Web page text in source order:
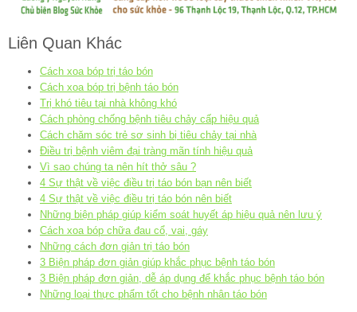
Liên Quan Khác
Cách xoa bóp trị táo bón
Cách xoa bóp trị bệnh táo bón
Trị khó tiêu tại nhà không khó
Cách phòng chống bệnh tiêu chảy cấp hiệu quả
Cách chăm sóc trẻ sơ sinh bị tiêu chảy tại nhà
Điều trị bệnh viêm đại tràng mãn tính hiệu quả
Vì sao chúng ta nên hít thở sâu ?
4 Sự thật về việc điều trị táo bón bạn nên biết
4 Sự thật về việc điều trị táo bón nên biết
Những biện pháp giúp kiểm soát huyết áp hiệu quả nên lưu ý
Cách xoa bóp chữa đau cổ, vai, gáy
Những cách đơn giản trị táo bón
3 Biện pháp đơn giản giúp khắc phục bệnh táo bón
3 Biện pháp đơn giản, dễ áp dụng để khắc phục bệnh táo bón
Những loại thực phẩm tốt cho bệnh nhân táo bón